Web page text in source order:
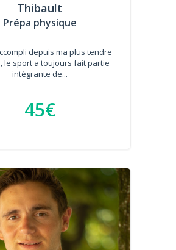
Thibault
Prépa physique
depuis ma plus tendre
le sport a toujours fait partie
intégrante de...
45€